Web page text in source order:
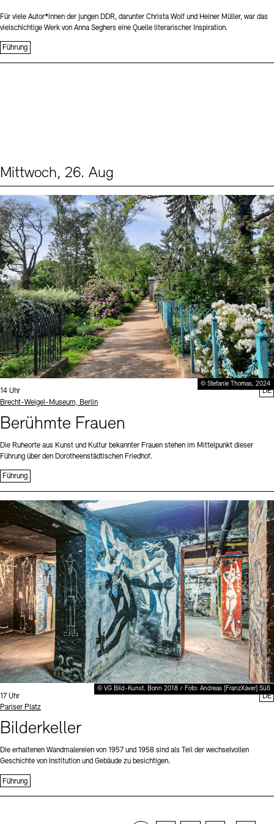
Für viele Autor*innen der jungen DDR, darunter Christa Wolf und Heiner Müller, war das
vielschichtige Werk von Anna Seghers eine Quelle literarischer Inspiration.
Führung
Mittwoch, 26. Aug
© Stefanie Thomas, 2024
Uhrzeit:
14 Uhr
Standort
Brecht-Weigel-Museum, Berlin
Berühmte Frauen
Die Ruheorte aus Kunst und Kultur bekannter Frauen stehen im Mittelpunkt dieser
Führung über den Dorotheenstädtischen Friedhof.
Führung
DE
© VG Bild-Kunst, Bonn 2018 / Foto: Andreas [FranzXaver] Süß
Uhrzeit:
17 Uhr
Standort
Pariser Platz
Bilderkeller
Die erhaltenen Wandmalereien von 1957 und 1958 sind als Teil der wechselvollen
Geschichte von Institution und Gebäude zu besichtigen.
Führung
DE